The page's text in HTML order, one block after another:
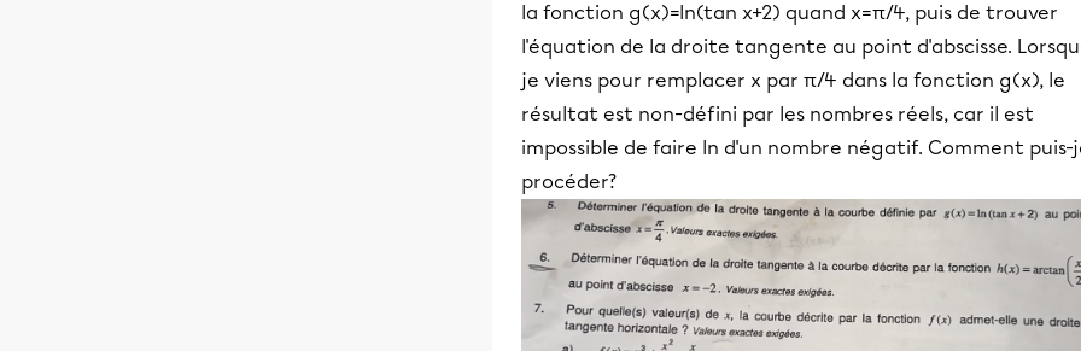
la fonction g(x)=ln(tan x+2) quand x=π/4, puis de trouver
l'équation de la droite tangente au point d'abscisse.
je viens pour remplacer x par π/4 dans la fonction g(x), le
résultat est non-défini par les nombres réels, car il est
impossible de faire ln d'un nombre négatif. Comment puis-
procéder?